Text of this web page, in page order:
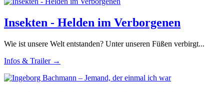
Insekten - Helden im Verborgenen
Wie ist unsere Welt entstanden? Unter unseren Füßen verbirgt...
Infos & Trailer →